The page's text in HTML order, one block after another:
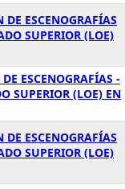
ESCENOGRAFÍAS
SUPERIOR (LOE)
ESCENOGRAFÍAS -
SUPERIOR (LOE) EN
ESCENOGRAFÍAS
SUPERIOR (LOE)